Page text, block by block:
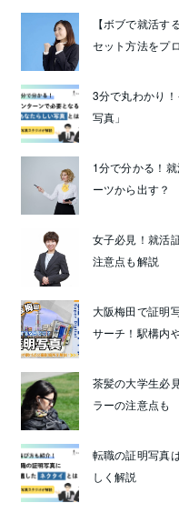
【ボブで就活
セット方法をプ
3分で丸わかり
写真」
1分で分かる！
ーツから出す？
女子必見！就活
注意点も解説
大阪梅田で証明
サーチ！駅構内
茶髪の大学生必
ラーの注意点も
転職の証明写真
しく解説